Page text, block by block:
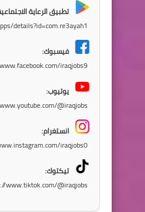
تطبيق الرعاية
details?id=com.re3ayah1
فيسبوك:
iraqjobs9
يوتيوب:
@iraqjobs
انستغرام:
iraqjobs0/
تيكتوك:
www.tiktok.com/@iraqjobs